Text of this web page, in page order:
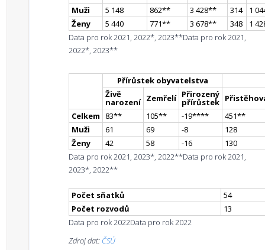
Muži
5 148 862** 3 428** 314
1
Ženy
5 440 771** 3 678** 348
1
Data pro rok 2021, 2022*, 2023**Data pro rok 2021,
2022*, 2023**
Přírůstek obyvatelstva
Živě
narození Zemřelí Přirozený
přírůstek
Celkem
83** 105** -19**** 451**
Muži
61 69 -8
128
Ženy
42 58 -16
130
Data pro rok 2021, 2023*, 2022**Data pro rok 2021,
2023*, 2022**
Počet sňatků
54
Počet rozvodů
13
Data pro rok 2022Data pro rok 2022
Zdroj dat: ČSÚ